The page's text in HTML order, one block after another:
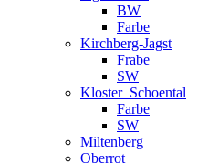
BW
Farbe
Kirchberg-Jagst
Frabe
SW
Kloster_Schoental
Farbe
SW
Miltenberg
Oberrot